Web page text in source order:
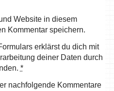
Website in diesem
Kommentar speichern.
erklärst du dich mit
deiner Daten durch
*
nachfolgende Kommentare